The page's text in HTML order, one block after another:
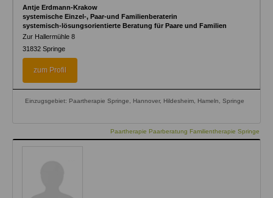
Antje Erdmann-Krakow
systemische Einzel-, Paar-und Familienberaterin
systemisch-lösungsorientierte Beratung für Paare und Familien
Zur Hallermühle 8
31832 Springe
zum Profil
Einzugsgebiet: Paartherapie Springe, Hannover, Hildesheim, Hameln, Springe
Paartherapie Paarberatung Familientherapie Springe